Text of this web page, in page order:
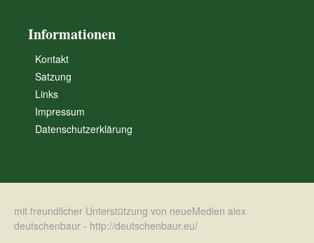
Informationen
Kontakt
Satzung
Links
Impressum
Datenschutzerklärung
mit freundlicher Unterstützung von neueMedien alex
deutschenbaur - http://deutschenbaur.eu/